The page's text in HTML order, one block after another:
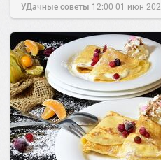
УДачные советы 12:00 01 июн